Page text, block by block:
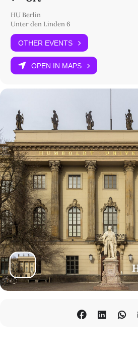
HU Berlin
Unter den Linden 6
OTHER EVENTS
OPEN IN MAPS